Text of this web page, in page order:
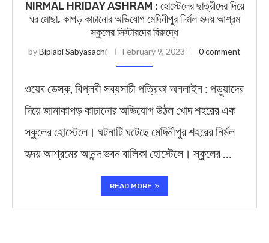
NIRMAL HRIDAY ASHRAM : হোস্টেলের ছাত্রীদের দিয়ে
ঘর মোছা, কাপড় কাচানোর অভিযোগ মেদিনীপুর নির্মল হৃদয় আশ্রম
স্কুলের সিস্টারদের বিরুদ্ধে
byBiplabi Sabyasachi February 9, 2023 0 comment
ওয়েব ডেস্ক, বিপ্লবী সব্যসাচী পত্রিকা অনলাইন : পড়ুয়াদের
দিয়ে জামাকাপড় কাচানোর অভিযোগ উঠল খোদ শহরের এক
স্কুলের হোস্টেলে। ঘটনাটি ঘটেছে মেদিনীপুর শহরের নির্মল
হৃদয় আশ্রমের আনন্দ ভবন বালিকা হোস্টেলে। স্কুলের …
READ MORE